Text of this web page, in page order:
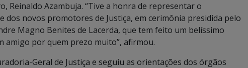
Reinaldo Azambuja. “Tive a honra de representar o
dos novos promotores de Justiça, em cerimônia presidida pelo
Magno Benites de Lacerda, que tem feito um belíssimo
amigo por quem prezo muito”, afirmou.
Geral de Justiça e seguiu as orientações dos órgãos